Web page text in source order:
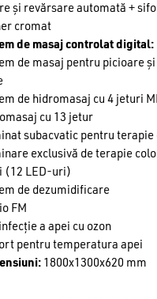
și revărsare automată +
cromat
de masaj controlat digital:
de masaj pentru picioare
de hidromasaj cu 4 jeturi
cu 13 jetur
subacvatic pentru
exclusivă de terapie
(12 LED-uri)
de dezumidificare
FM
a apei cu ozon
pentru temperatura apei
1800x1300x620 mm